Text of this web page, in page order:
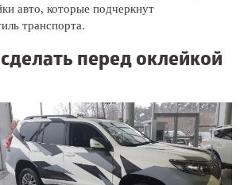
авто, которые подчеркнут
транспорта.
перед оклейкой